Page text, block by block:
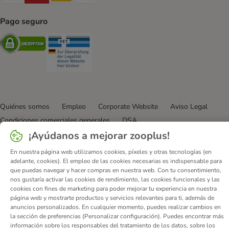
Pago seguro
Security
Quiénes somos Empleo Corporate Website
Aviso Legal
Condiciones comerciales generales
DSA
Formulario de desistimiento
Contacto
Gastos de envío y plazo de entrega
Formas de pago
Programa de afiliación
Protección de datos
Declaración de accesibilidad
© zooplus SE2026
¡Ayúdanos a mejorar zooplus!
En nuestra página web utilizamos cookies, píxeles y otras tecnologías (en
adelante, cookies). El empleo de las cookies necesarias es indispensable para
que puedas navegar y hacer compras en nuestra web. Con tu consentimiento,
nos gustaría activar las cookies de rendimiento, las cookies funcionales y las
cookies con fines de marketing para poder mejorar tu experiencia en nuestra
página web y mostrarte productos y servicios relevantes para ti, además de
anuncios personalizados. En cualquier momento, puedes realizar cambios en
la sección de preferencias (Personalizar configuración). Puedes encontrar más
información sobre los responsables del tratamiento de los datos, sobre los